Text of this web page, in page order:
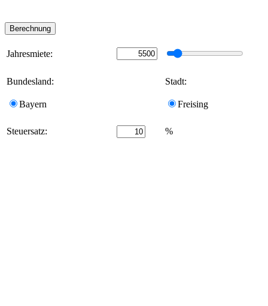
Jahresmiete:
Bundesland:
Bayern
Stadt:
Freising
Steuersatz: %